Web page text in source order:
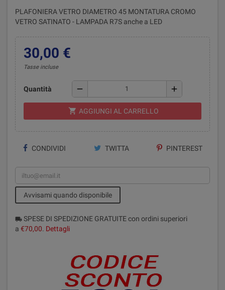
PLAFONIERA VETRO DIAMETRO 45 MONTATURA CROMO
VETRO SATINATO - LAMPADA R7S anche a LED
30,00 €
Tasse incluse
Quantità remove add
shopping_cart AGGIUNGI AL CARRELLO
CONDIVIDI TWITTA PINTEREST
Avvisami quando disponibile
local_shipping SPESE DI SPEDIZIONE GRATUITE con ordini superiori
a €70,00. Dettagli